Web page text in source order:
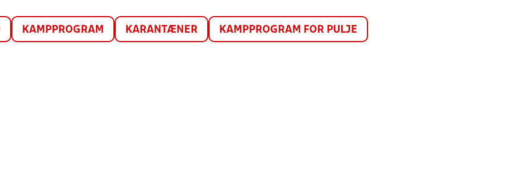
KAMPPROGRAM KARANTÆNER KAMPPROGRAM FOR PULJE